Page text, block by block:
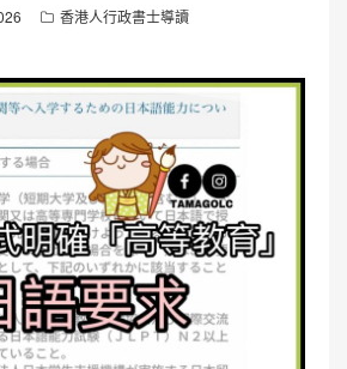
香港人行政書士導讀